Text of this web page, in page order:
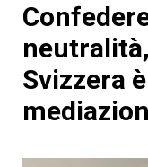
Svizzera